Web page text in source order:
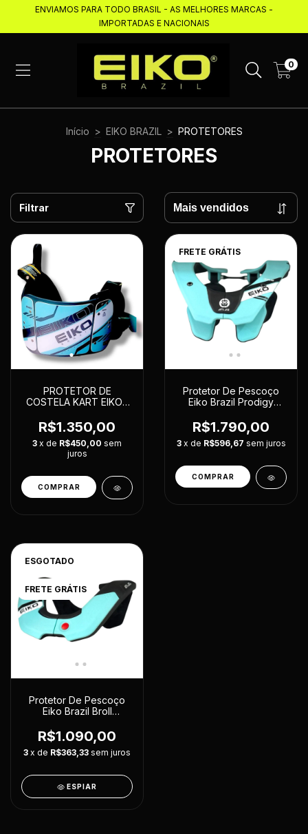
ENVIAMOS PARA TODO BRASIL - AS MELHORES MARCAS -
IMPORTADAS E NACIONAIS
0
Início > EIKO BRAZIL > PROTETORES
PROTETORES
Filtrar
PROTETOR DE
COSTELA KART EIKO /
R$1.350,00
3 x de R$450,00 sem
juros
COMPRAR
FRETE GRÁTIS
Protetor De Pescoço
Eiko Brazil Prodigy
R$1.790,00
3 x de R$596,67 sem juros
ESGOTADO
FRETE GRÁTIS
Protetor De Pescoço
Eiko Brazil Broll
R$1.090,00
3 x de R$363,33 sem juros
ESPIAR